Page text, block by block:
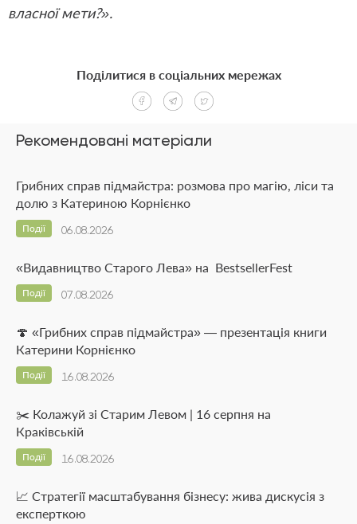
власної мети?».
Рекомендовані матеріали
Грибних справ підмайстра: розмова про магію, ліси та
долю з Катериною Корнієнко
06.08.2026
Події
«Видавництво Старого Лева» на BestsellerFest
07.08.2026
Події
🍄 «Грибних справ підмайстра» — презентація книги
Катерини Корнієнко
16.08.2026
Події
✂️ Колажуй зі Старим Левом | 16 серпня на
Краківській
16.08.2026
Події
📈 Стратегії масштабування бізнесу: жива дискусія з
експерткою
Поділитися в соціальних мережах